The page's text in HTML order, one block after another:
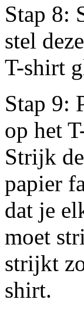
Stap 8:
stel
T-shirt
Stap 9:
op het
Strijk
papier
dat je
moet
strijkt
shirt.